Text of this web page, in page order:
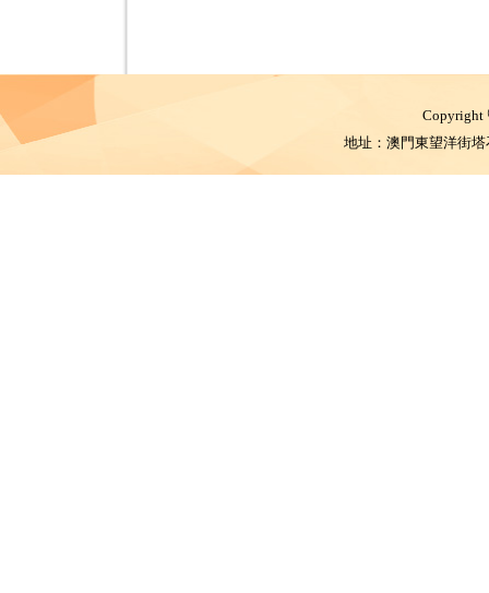
Copyright
地址：澳門東望洋街塔